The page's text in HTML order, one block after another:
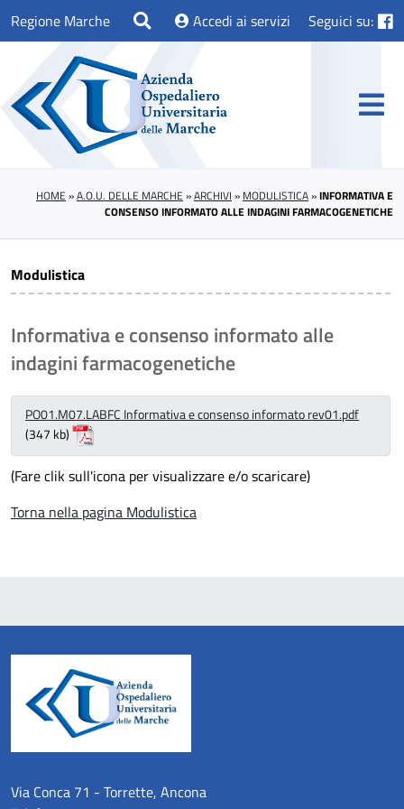
Regione Marche Accedi ai servizi Seguici su:
HOME »A.O.U. DELLE MARCHE »ARCHIVI » MODULISTICA»INFORMATIVA E
CONSENSO INFORMATO ALLE INDAGINI FARMACOGENETICHE
Modulistica
Informativa e consenso informato alle
indagini farmacogenetiche
PO01.M07.LABFC Informativa e consenso informato rev01.pdf
(347 kb)
(Fare clik sull'icona per visualizzare e/o scaricare)
Torna nella pagina Modulistica
Via Conca 71 - Torrette, Ancona